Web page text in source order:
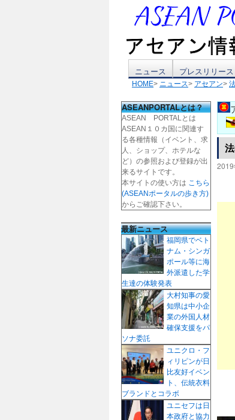
テ
ン
ツ
へ
ス
キ
ッ
プ
ニュース プレスリリース
HOME> ニュース> アセアン>
2019
ASEANPORTALとは？
ASEAN PORTALとは
ASEAN１０カ国に関連す
る各種情報（イベント、求
人、ショップ、ホテルな
ど）の参照および登録が出
来るサイトです。
本サイトの使い方は こちら
(ASEANポータルの歩き方)
からご確認下さい。
最新ニュース
福岡県でベト
ナム・シンガ
ポール等に海
外派遣した学
生達の体験発表
大村知事の愛
知県は中小企
業の外国人材
確保支援をパ
ソナ委託
ユニクロ・フ
ィリピンが日
比友好イベン
ト、伝統衣料
ブランドとコラボ
ユニセフは日
本政府と協力